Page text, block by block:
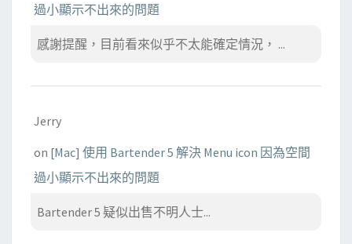
過小顯示不出來的問題
感謝提醒，目前看來似乎不太能確定情況， ...
Jerry
on [Mac] 使用 Bartender 5 解決 Menu icon 因為空間
過小顯示不出來的問題
Bartender 5 疑似出售不明人士...